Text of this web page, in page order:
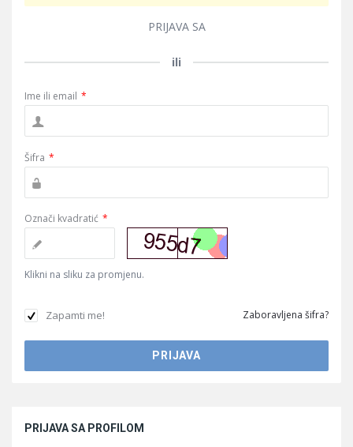
PRIJAVA SA
ili
Ime ili email *
Šifra *
Označi kvadratić *
Klikni na sliku za promjenu.
Zapamti me! Zaboravljena šifra?
PRIJAVA SA PROFILOM